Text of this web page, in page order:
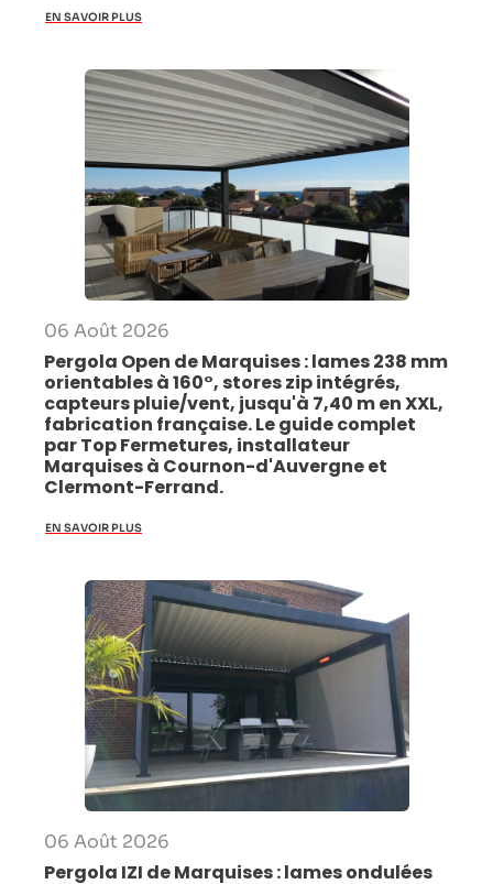
EN SAVOIR PLUS
06 Août 2026
Pergola Open de Marquises : lames 238 mm
orientables à 160°, stores zip intégrés,
capteurs pluie/vent, jusqu'à 7,40 m en XXL,
fabrication française. Le guide complet
par Top Fermetures, installateur
Marquises à Cournon-d'Auvergne et
Clermont-Ferrand.
EN SAVOIR PLUS
06 Août 2026
Pergola IZI de Marquises : lames ondulées